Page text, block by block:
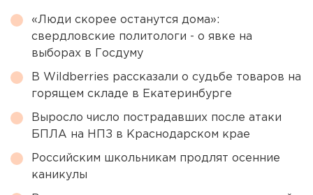
«Люди скорее останутся дома»:
свердловские политологи - о явке на
выборах в Госдуму
В Wildberries рассказали о судьбе товаров на
горящем складе в Екатеринбурге
Выросло число пострадавших после атаки
БПЛА на НПЗ в Краснодарском крае
Российским школьникам продлят осенние
каникулы